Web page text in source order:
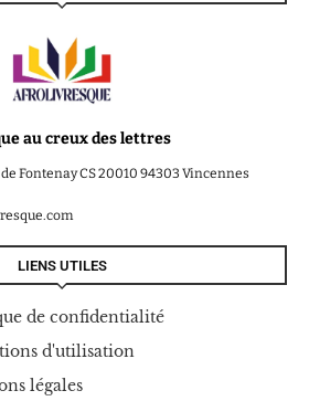
au creux des lettres
Fontenay CS 20010 94303 Vincennes
LIENS UTILES
de confidentialité
d'utilisation
légales